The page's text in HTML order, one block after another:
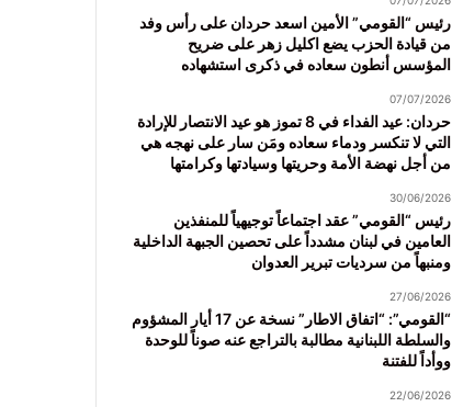
رئيس “القومي” الأمين اسعد حردان على رأس وفد
من قيادة الحزب يضع اكليل زهر على ضريح
المؤسس أنطون سعاده في ذكرى استشهاده
07/07/2026
حردان: عيد الفداء في 8 تموز هو عيد الانتصار للإرادة
التي لا تنكسر ودماء سعاده ومَن سار على نهجه هي
من أجل نهضة الأمة وحريتها وسيادتها وكرامتها
30/06/2026
رئيس “القومي” عقد اجتماعاً توجيهياً للمنفذين
العامين في لبنان مشدداً على تحصين الجبهة الداخلية
ومنبهاً من سرديات تبرير العدوان
27/06/2026
“القومي”: “اتفاق الاطار” نسخة عن 17 أيار المشؤوم
والسلطة اللبنانية مطالبة بالتراجع عنه صوناً للوحدة
ووأداً للفتنة
22/06/2026